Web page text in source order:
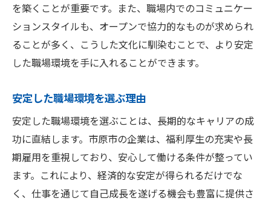
を築くことが重要です。また、職場内でのコミュニケー
ションスタイルも、オープンで協力的なものが求められ
ることが多く、こうした文化に馴染むことで、より安定
した職場環境を手に入れることができます。
安定した職場環境を選ぶ理由
安定した職場環境を選ぶことは、長期的なキャリアの成
功に直結します。市原市の企業は、福利厚生の充実や長
期雇用を重視しており、安心して働ける条件が整ってい
ます。これにより、経済的な安定が得られるだけでな
く、仕事を通じて自己成長を遂げる機会も豊富に提供さ